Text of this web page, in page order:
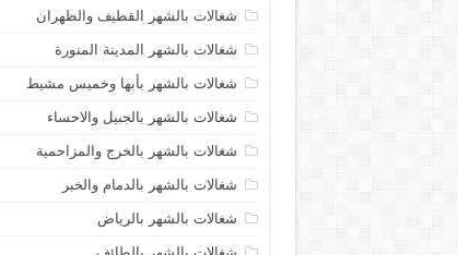
شغالات بالشهر القطيف والظهران
شغالات بالشهر المدينة المنورة
شغالات بالشهر بأبها وخميس مشيط
شغالات بالشهر بالجبيل والاحساء
شغالات بالشهر بالخرج والمزاحمية
شغالات بالشهر بالدمام والخبر
شغالات بالشهر بالرياض